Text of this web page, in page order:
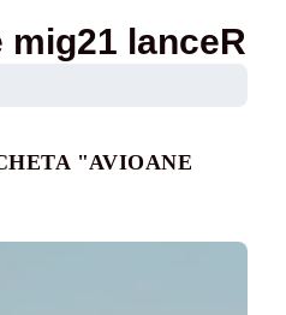
mig21 lanceR
"AVIOANE